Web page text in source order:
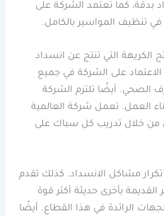
بدقة، كما تعتمد الشركة على
تنظيف المواسير بالكامل.
الكريهة التي تنتج عن انسداد
على الشركة في جميع
الصحي. أيضًا تلتزم الشركة
العمل. تعمل شركة العالمية
خلال تدريب كل سباك على
تكرار مشاكل الانسداد. كذلك تقدم
بأخرى حديثة أكثر قوة
الرائدة في هذا القطاع. أيضًا